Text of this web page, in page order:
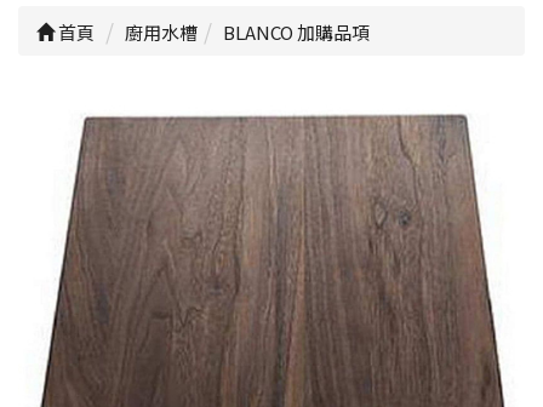
首頁 廚用水槽 BLANCO 加購品項